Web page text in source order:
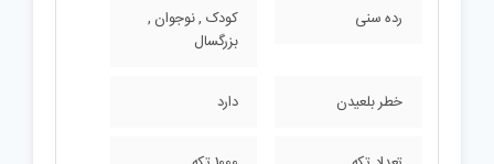
رده سنی
کودک , نوجوان ,
بزرگسال
خطر بلعیدن دارد